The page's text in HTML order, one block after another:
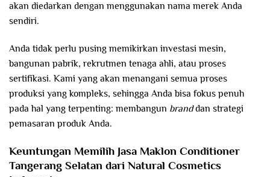
akan diedarkan dengan menggunakan nama merek Anda
sendiri.
Anda tidak perlu pusing memikirkan investasi mesin,
bangunan pabrik, rekrutmen tenaga ahli, atau proses
sertifikasi. Kami yang akan menangani semua proses
produksi yang kompleks, sehingga Anda bisa fokus penuh
pada hal yang terpenting: membangun branddan strategi
pemasaran produk Anda.
Keuntungan Memilih Jasa Maklon Conditioner
Tangerang Selatan dari Natural Cosmetics